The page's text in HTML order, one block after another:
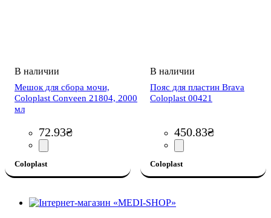
Мешок для сбора мочи,
Coloplast Conveen 21804, 2000
мл
72.93₴
Coloplast
Пояс для пластин Brava
Coloplast 00421
450.83₴
Coloplast